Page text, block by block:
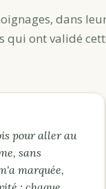
dans
qui ont validé
pour aller au
sans
marquée,